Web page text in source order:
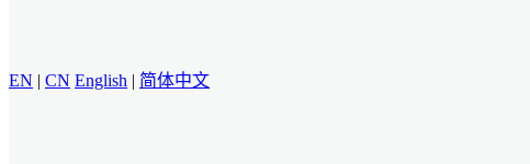
EN | CN English | 简体中文